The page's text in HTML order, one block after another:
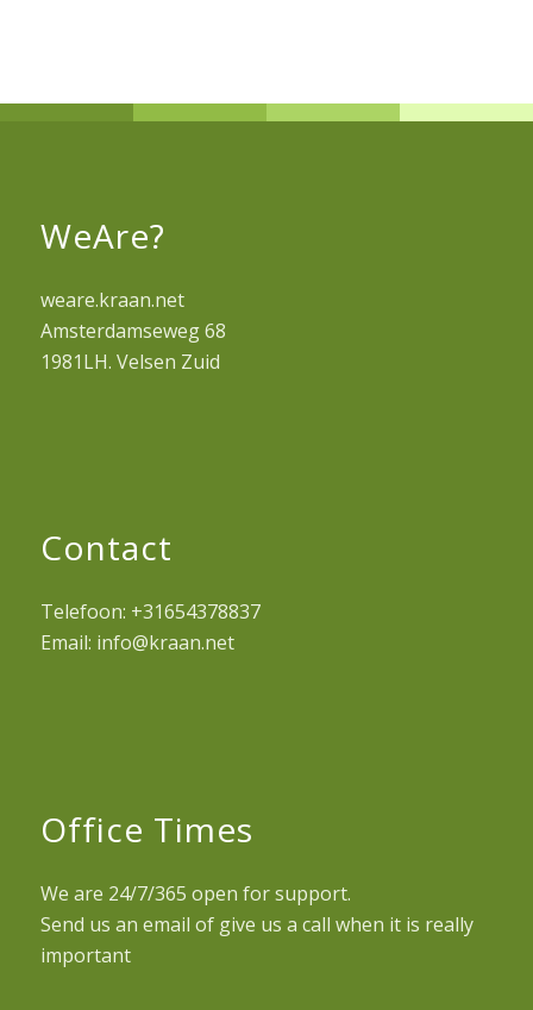
WeAre?
weare.kraan.net
Amsterdamseweg 68
1981LH. Velsen Zuid
Contact
Telefoon: +31654378837
Email: info@kraan.net
Office Times
We are 24/7/365 open for support.
Send us an email of give us a call when it is really
important